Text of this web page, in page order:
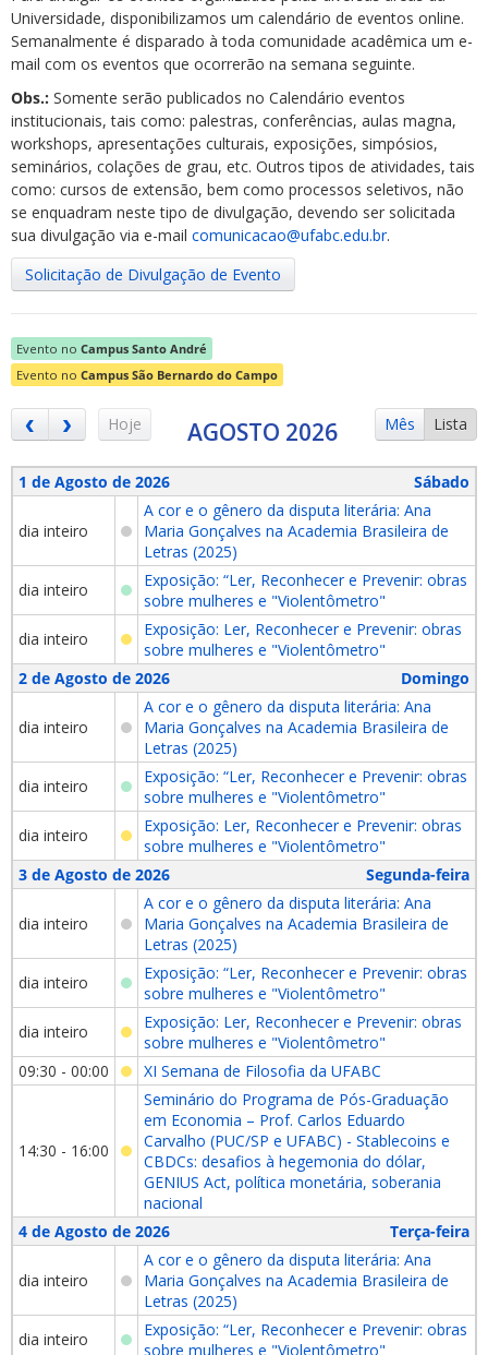
Universidade, disponibilizamos um calendário de eventos online.
Semanalmente é disparado à toda comunidade acadêmica um e-
mail com os eventos que ocorrerão na semana seguinte.
Obs.: Somente serão publicados no Calendário eventos
institucionais, tais como: palestras, conferências, aulas magna,
workshops, apresentações culturais, exposições, simpósios,
seminários, colações de grau, etc. Outros tipos de atividades, tais
como: cursos de extensão, bem como processos seletivos, não
se enquadram neste tipo de divulgação, devendo ser solicitada
sua divulgação via e-mail comunicacao@ufabc.edu.br.
Solicitação de Divulgação de Evento
Evento no Campus Santo André
Evento no Campus São Bernardo do Campo
Hoje Mês Lista
AGOSTO 2026
1 de Agosto de 2026 Sábado
dia inteiro
A cor e o gênero da disputa literária: Ana
Maria Gonçalves na Academia Brasileira de
Letras (2025)
dia inteiro
Exposição: “Ler, Reconhecer e Prevenir: obras
sobre mulheres e "Violentômetro"
dia inteiro
Exposição: Ler, Reconhecer e Prevenir: obras
sobre mulheres e "Violentômetro"
2 de Agosto de 2026
Domingo
dia inteiro
A cor e o gênero da disputa literária: Ana
Maria Gonçalves na Academia Brasileira de
Letras (2025)
dia inteiro
Exposição: “Ler, Reconhecer e Prevenir: obras
sobre mulheres e "Violentômetro"
dia inteiro
Exposição: Ler, Reconhecer e Prevenir: obras
sobre mulheres e "Violentômetro"
3 de Agosto de 2026
Segunda-feira
dia inteiro
A cor e o gênero da disputa literária: Ana
Maria Gonçalves na Academia Brasileira de
Letras (2025)
dia inteiro
Exposição: “Ler, Reconhecer e Prevenir: obras
sobre mulheres e "Violentômetro"
dia inteiro
Exposição: Ler, Reconhecer e Prevenir: obras
sobre mulheres e "Violentômetro"
09:30 - 00:00
XI Semana de Filosofia da UFABC
14:30 - 16:00
Seminário do Programa de Pós-Graduação
em Economia – Prof. Carlos Eduardo
Carvalho (PUC/SP e UFABC) - Stablecoins e
CBDCs: desafios à hegemonia do dólar,
GENIUS Act, política monetária, soberania
nacional
4 de Agosto de 2026
Terça-feira
dia inteiro
A cor e o gênero da disputa literária: Ana
Maria Gonçalves na Academia Brasileira de
Letras (2025)
dia inteiro
Exposição: “Ler, Reconhecer e Prevenir: obras
sobre mulheres e "Violentômetro"